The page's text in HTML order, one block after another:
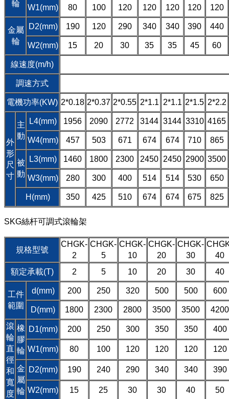
輪 W1(mm) 80 100 120 120 120 120 120
金屬
輪
D2(mm) 190 120 290 340 340 390 440
W2(mm) 15 20 30 35 35 45 60
線速度(m/h)
調速方式
電機功率(KW) 2*0.18 2*0.37 2*0.55 2*1.1 2*1.1 2*1.5 2*2.2
外
形
尺
寸
主
動
L4(mm) 1956 2090 2772 3144 3144 3310 4165
W4(mm) 457 503 671 674 674 710 865
被
動
L3(mm) 1460 1800 2300 2450 2450 2900 3500
W3(mm) 280 300 400 514 514 530 650
H(mm) 350 425 510 674 674 675 825
SKG絲杆可調式滾輪架
規格型號
CHGK-
2
CHGK-
5
CHGK-
10
CHGK-
20
CHGK-
30
40
額定承載(T)
2 5 10 20 30 40
工件
範圍
d(mm) 200 250 320 500 500 600
D(mm) 1800 2300 2800 3500 3500
4200
滾
輪
直
徑
和
寬
度
橡
膠
輪
D1(mm) 200 250 300 350 350 400
W1(mm) 80 100 120 120 120 120
金
屬
輪
D2(mm) 190 240 290 340 340 390
W2(mm) 15 25 30 30 40 50